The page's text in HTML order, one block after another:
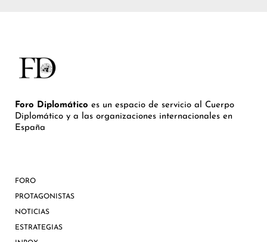
Foro Diplomático es un espacio de servicio al Cuerpo
Diplomático y a las organizaciones internacionales en
España
FORO
PROTAGONISTAS
NOTICIAS
ESTRATEGIAS